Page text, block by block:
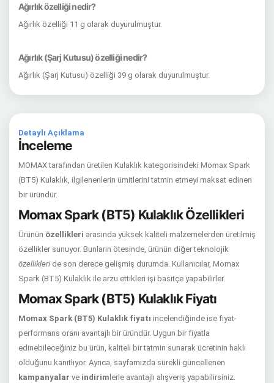
Ağırlık özelliği nedir?
Ağırlık özelliği 11 g olarak duyurulmuştur.
Ağırlık (Şarj Kutusu) özelliği nedir?
Ağırlık (Şarj Kutusu) özelliği 39 g olarak duyurulmuştur.
Detaylı Açıklama
İnceleme
MOMAX tarafından üretilen Kulaklık kategorisindeki Momax Spark
(BT5) Kulaklık, ilgilenenlerin ümitlerini tatmin etmeyi maksat edinen
bir üründür.
Momax Spark (BT5) Kulaklık Özellikleri
Ürünün özellikleri arasında yüksek kaliteli malzemelerden üretilmiş
özellikler sunuyor. Bunların ötesinde, ürünün diğer teknolojik
özellikleri de son derece gelişmiş durumda. Kullanıcılar, Momax
Spark (BT5) Kulaklık ile arzu ettikleri işi basitçe yapabilirler.
Momax Spark (BT5) Kulaklık Fiyatı
Momax Spark (BT5) Kulaklık fiyatı incelendiğinde ise fiyat-
performans oranı avantajlı bir üründür. Uygun bir fiyatla
edinebileceğiniz bu ürün, kaliteli bir tatmin sunarak ücretinin haklı
olduğunu kanıtlıyor. Ayrıca, sayfamızda sürekli güncellenen
kampanyalar ve indirim lerle avantajlı alışveriş yapabilirsiniz.